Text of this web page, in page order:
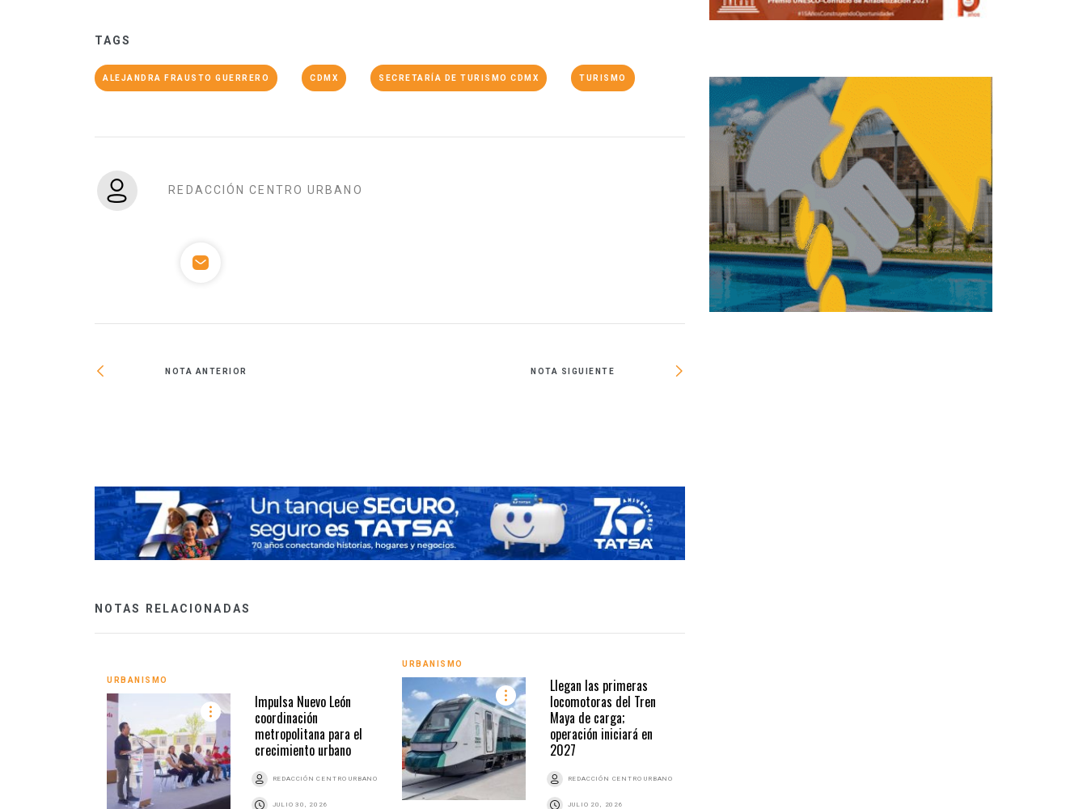
TAGS
ALEJANDRA FRAUSTO GUERRERO CDMX SECRETARÍA DE TURISMO CDMX TURISMO
REDACCIÓN CENTRO URBANO
NOTA ANTERIOR NOTA SIGUIENTE
NOTAS RELACIONADAS
URBANISMO
Impulsa Nuevo León
coordinación
metropolitana para el
crecimiento urbano
REDACCIÓN CENTRO URBANO
JULIO 30, 2026
URBANISMO
Llegan las primeras
locomotoras del Tren
Maya de carga;
operación iniciará en
2027
REDACCIÓN CENTRO URBANO
JULIO 20, 2026